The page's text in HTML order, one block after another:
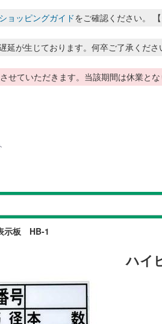
ショッピングガイドをご確認ください。
が生じております。何卒ご了承くだ
ていただきます。当該期間は休業と
示板 HB-1
ハイ